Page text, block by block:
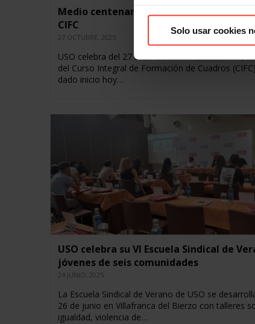
Solo usar cookies
Medio centenar de alumnos en la
CIFC
27 OCTUBRE, 2025
USO celebra del 27 al 31 de octubre, en Madrid, la
del Curso Integral de Formación de Cuadros
dado inicio hoy…
USO celebra su VI Escuela Sindical de
jóvenes de seis comunidades
24 JUNIO, 2025
La Escuela Sindical de Verano de USO se
26 de junio en Villafranca del Bierzo con talleres
igualdad, violencia de…